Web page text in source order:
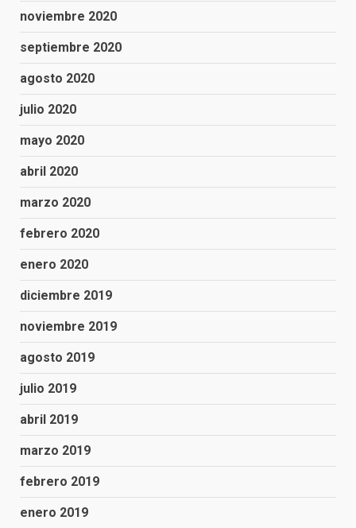
noviembre 2020
septiembre 2020
agosto 2020
julio 2020
mayo 2020
abril 2020
marzo 2020
febrero 2020
enero 2020
diciembre 2019
noviembre 2019
agosto 2019
julio 2019
abril 2019
marzo 2019
febrero 2019
enero 2019